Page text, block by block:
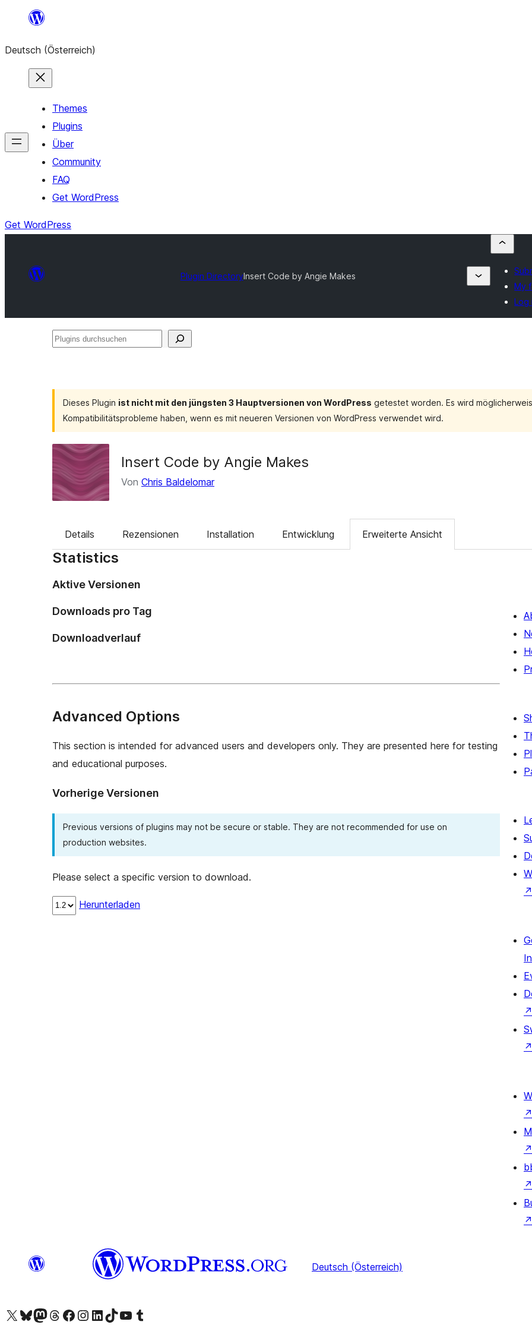
springen
Deutsch (Österreich)
Themes
Plugins
Über
Community
FAQ
Get WordPress
Get WordPress
Plugin DirectoryInsert Code by Angie Makes
My
Log
Plugins
Dieses Plugin ist nicht mit den jüngsten 3 Hauptversionen von WordPress getestet worden. Es wird
Kompatibilitätsprobleme haben, wenn es mit neueren Versionen von WordPress verwendet wird.
Insert Code by Angie Makes
Von Chris Baldelomar
Details Rezensionen Installation Entwicklung Erweiterte Ansicht
Statistics
Aktive Versionen
Downloads pro Tag
Downloadverlauf
Advanced Options
This section is intended for advanced users and developers only. They are presented here for testing
and educational purposes.
Vorherige Versionen
Previous versions of plugins may not be secure or stable. They are not recommended for use on
production websites.
Please select a specific version to download.
Herunterladen
↗
↗
↗
↗
↗
↗
↗
Deutsch (Österreich)
Visit our X (formerly Twitter) account
Visit our Bluesky account
Visit our Mastodon account
Visit our Threads account
Visit our Facebook pageVisit our Instagram account
Visit our LinkedIn account
Visit our TikTok account
Visit our YouTube channel
Visit our Tumblr account